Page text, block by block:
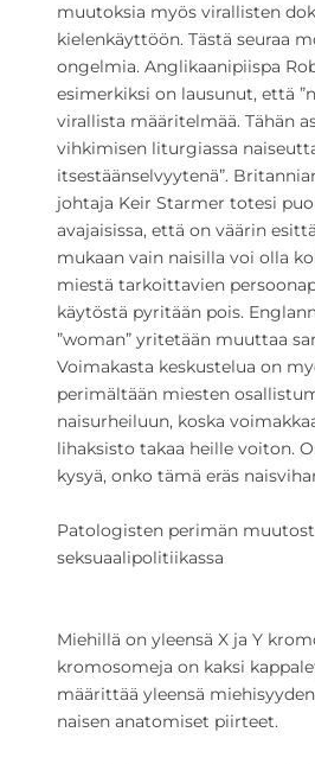
muutoksia myös virallisten
kielenkäyttöön. Tästä seuraa
ongelmia. Anglikaanipiispa
esimerkiksi on lausunut, että
virallista määritelmää. Tähän
vihkimisen liturgiassa
itsestäänselvyytenä”.
johtaja Keir Starmer totesi
avajaisissa, että on väärin
mukaan vain naisilla voi olla
miestä tarkoittavien
käytöstä pyritään pois.
”woman” yritetään muuttaa
Voimakasta keskustelua on
perimältään miesten
naisurheiluun, koska
lihaksisto takaa heille voiton.
kysyä, onko tämä eräs
Patologisten perimän
seksuaalipolitiikassa
Miehillä on yleensä X ja Y
kromosomeja on kaksi
määrittää yleensä
naisen anatomiset piirteet.